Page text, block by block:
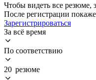
Чтобы видеть все резюме,
После регистрации
Зарегистрироваться
За всё время
По соответствию
20 резюме